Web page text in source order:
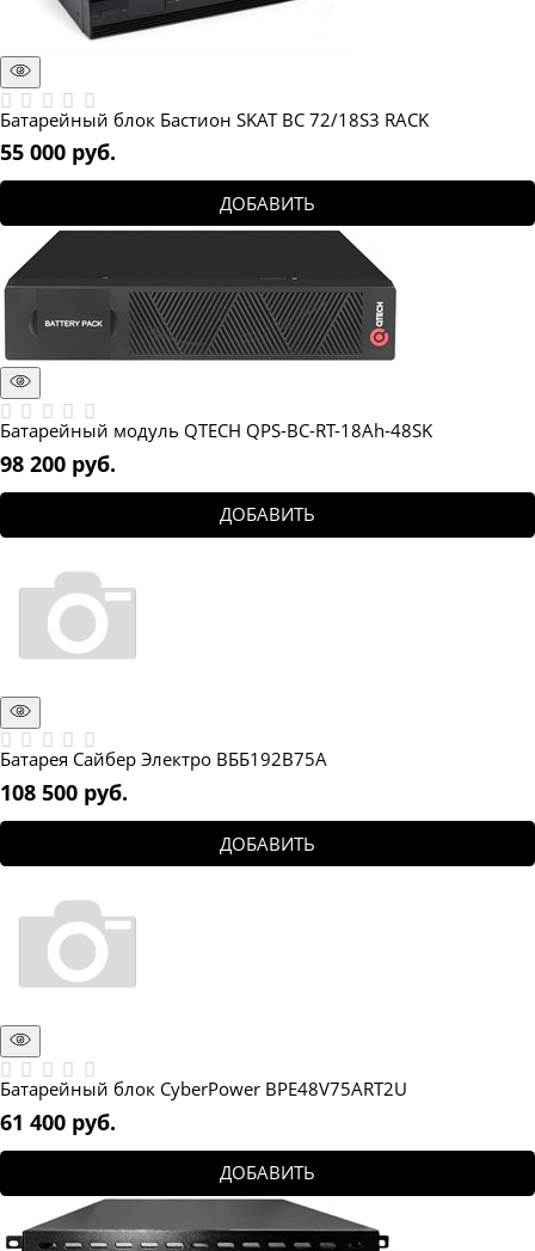
Батарейный блок Бастион SKAT BC 72/18S3 RACK
55 000 руб.
ДОБАВИТЬ
Батарейный модуль QTECH QPS-BC-RT-18Ah-48SK
98 200 руб.
ДОБАВИТЬ
Батарея Сайбер Электро ВББ192В75А
108 500 руб.
ДОБАВИТЬ
Батарейный блок CyberPower BPE48V75ART2U
61 400 руб.
ДОБАВИТЬ